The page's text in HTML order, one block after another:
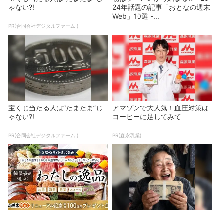
ゃない?!
PR(合同会社デジタルファーム )
24年話題の記事「おとなの週末
Web」10選 -...
宝くじ当たる人は“たまたま”じ
ゃない?!
PR(合同会社デジタルファーム )
アマゾンで大人気！血圧対策は
コーヒーに足してみて
PR(森永乳業)